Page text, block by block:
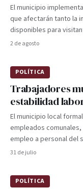
El municipio
que afectarán tanto la
disponibles para
2 de agosto
POLÍTICA
Trabajadores
estabilidad
El municipio local
empleados
empleo a personal del
31 de julio
POLÍTICA